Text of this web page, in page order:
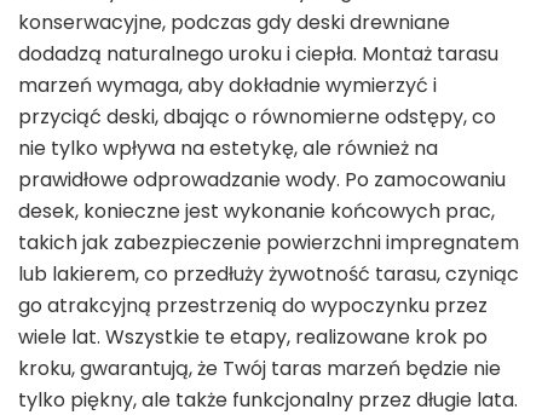
konserwacyjne, podczas gdy deski drewniane
dodadzą naturalnego uroku i ciepła. Montaż tarasu
marzeń wymaga, aby dokładnie wymierzyć i
przyciąć deski, dbając o równomierne odstępy, co
nie tylko wpływa na estetykę, ale również na
prawidłowe odprowadzanie wody. Po zamocowaniu
desek, konieczne jest wykonanie końcowych prac,
takich jak zabezpieczenie powierzchni impregnatem
lub lakierem, co przedłuży żywotność tarasu, czyniąc
go atrakcyjną przestrzenią do wypoczynku przez
wiele lat. Wszystkie te etapy, realizowane krok po
kroku, gwarantują, że Twój taras marzeń będzie nie
tylko piękny, ale także funkcjonalny przez długie lata.